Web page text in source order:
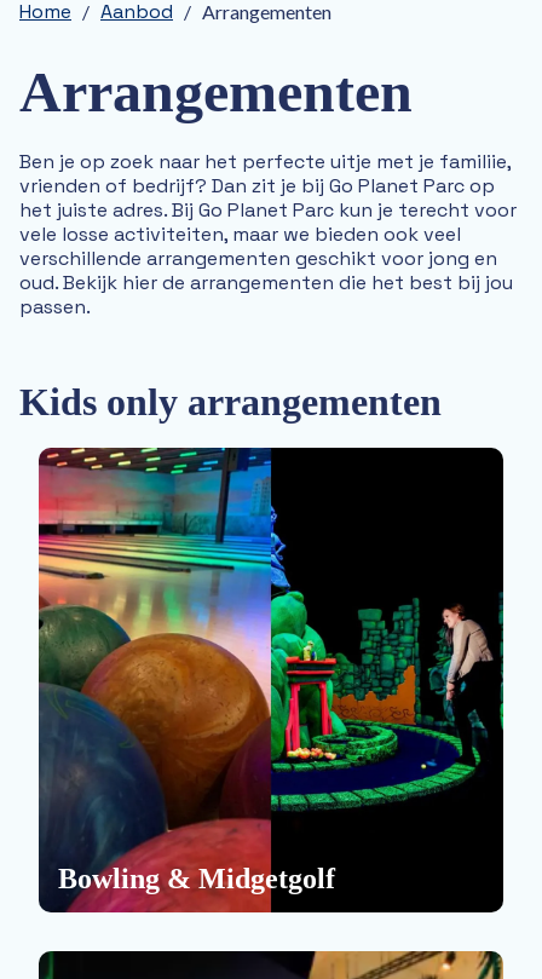
25 jaar Go Planet
Arrangementen
Groepsactiviteiten
Contact
Contactformulier huurlocaties
Direct naar
Bounce Valley
Plaza Padel
Son Coach & Trainer
Diveworld
Basic Fit
Poolhouse Enschede
ZERO55
Monkey Town
Kinepolis
Optisport IJsbaan Twente
FC Twente
Sensazia
Midgetgolf Enschede
Activiteiten op het park
Home / Aanbod / Arrangementen
Arrangementen
Ben je op zoek naar het perfecte uitje met je familiie,
vrienden of bedrijf? Dan zit je bij Go Planet Parc op
het juiste adres. Bij Go Planet Parc kun je terecht voor
vele losse activiteiten, maar we bieden ook veel
verschillende arrangementen geschikt voor jong en
oud. Bekijk hier de arrangementen die het best bij jou
passen.
Kids only arrangementen
Bowling & Midgetgolf